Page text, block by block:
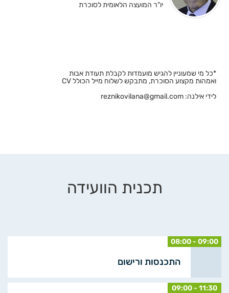
יו"ר המועצה הלאומית לסוכרת
*כל מי שמעוניין להגיש מועמדות לקבלת תעודת אבות
ואמהות מקצוע הסוכרת, מתבקש לשלוח מייל הכולל CV
לידי אילנה: reznikovilana@gmail.com
תכנית הוועידה
08:00 - 09:00
התכנסות ורישום
09:00 - 11:30